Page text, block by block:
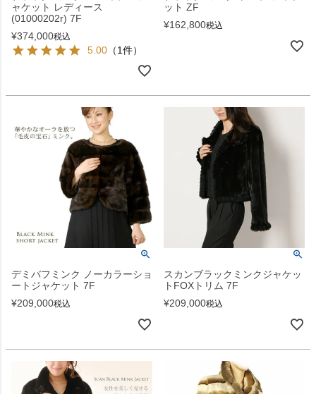
ャケット レディース
(01000202r) 7F
¥374,000税込
5.00 （1件）
ット ZF
¥162,800税込
デミバフミンク ノーカラーショ
ートジャケット 7F
¥209,000税込
スカンブラックミンクジャケッ
トFOXトリム 7F
¥209,000税込